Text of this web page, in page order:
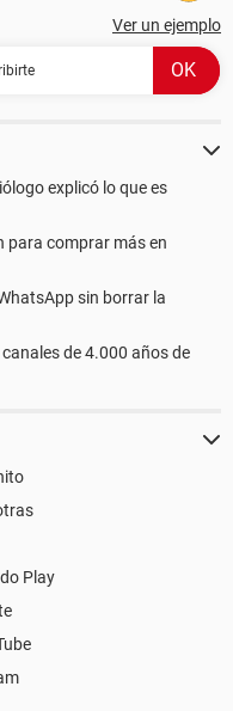
Ver un ejemplo
explicó lo que es
para comprar más en
sin borrar la
de 4.000 años de
Play